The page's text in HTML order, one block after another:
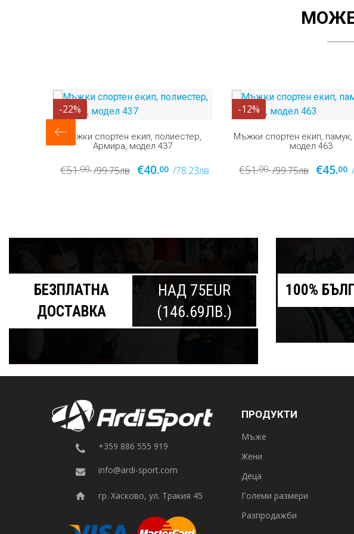
МОЖЕ
-12%
Мъжки спортен екип, памук, Армира,
модел 463
€51.00 /99.75лв €45.00 /88.01лв
-18%
Мъжки памучен спортен
Армира, модел 459
€50.11 /98.01лв €41.00
БЕЗПЛАТНА
ДОСТАВКА
НАД 75EUR
(146.69ЛВ.)
100%
+359 886 555 919
info@ardi-sport.com
гр. Хасково, ул. Тракия 45
ПРОДУКТИ
Мъже
Жени
Деца
Големи размери
Разпродажби